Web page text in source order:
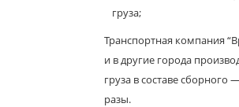
груза;
Транспортная компания
и в другие города
груза в составе
разы.